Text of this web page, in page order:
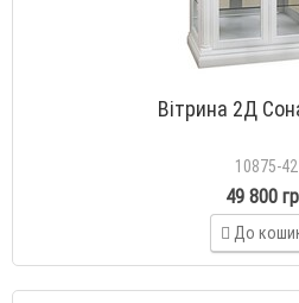
Вітрина 2Д
10875-42
49 800
До